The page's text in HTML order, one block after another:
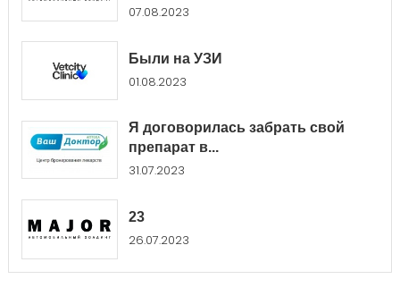
Major...
07.08.2023
Были на УЗИ
01.08.2023
Я договорилась забрать свой
препарат в...
31.07.2023
23
26.07.2023